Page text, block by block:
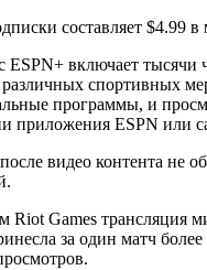
составляет $4.99 в
ESPN+ включает тысячи
спортивных
программы, и
приложения ESPN или
видео контента не
Riot Games трансляция
за один матч